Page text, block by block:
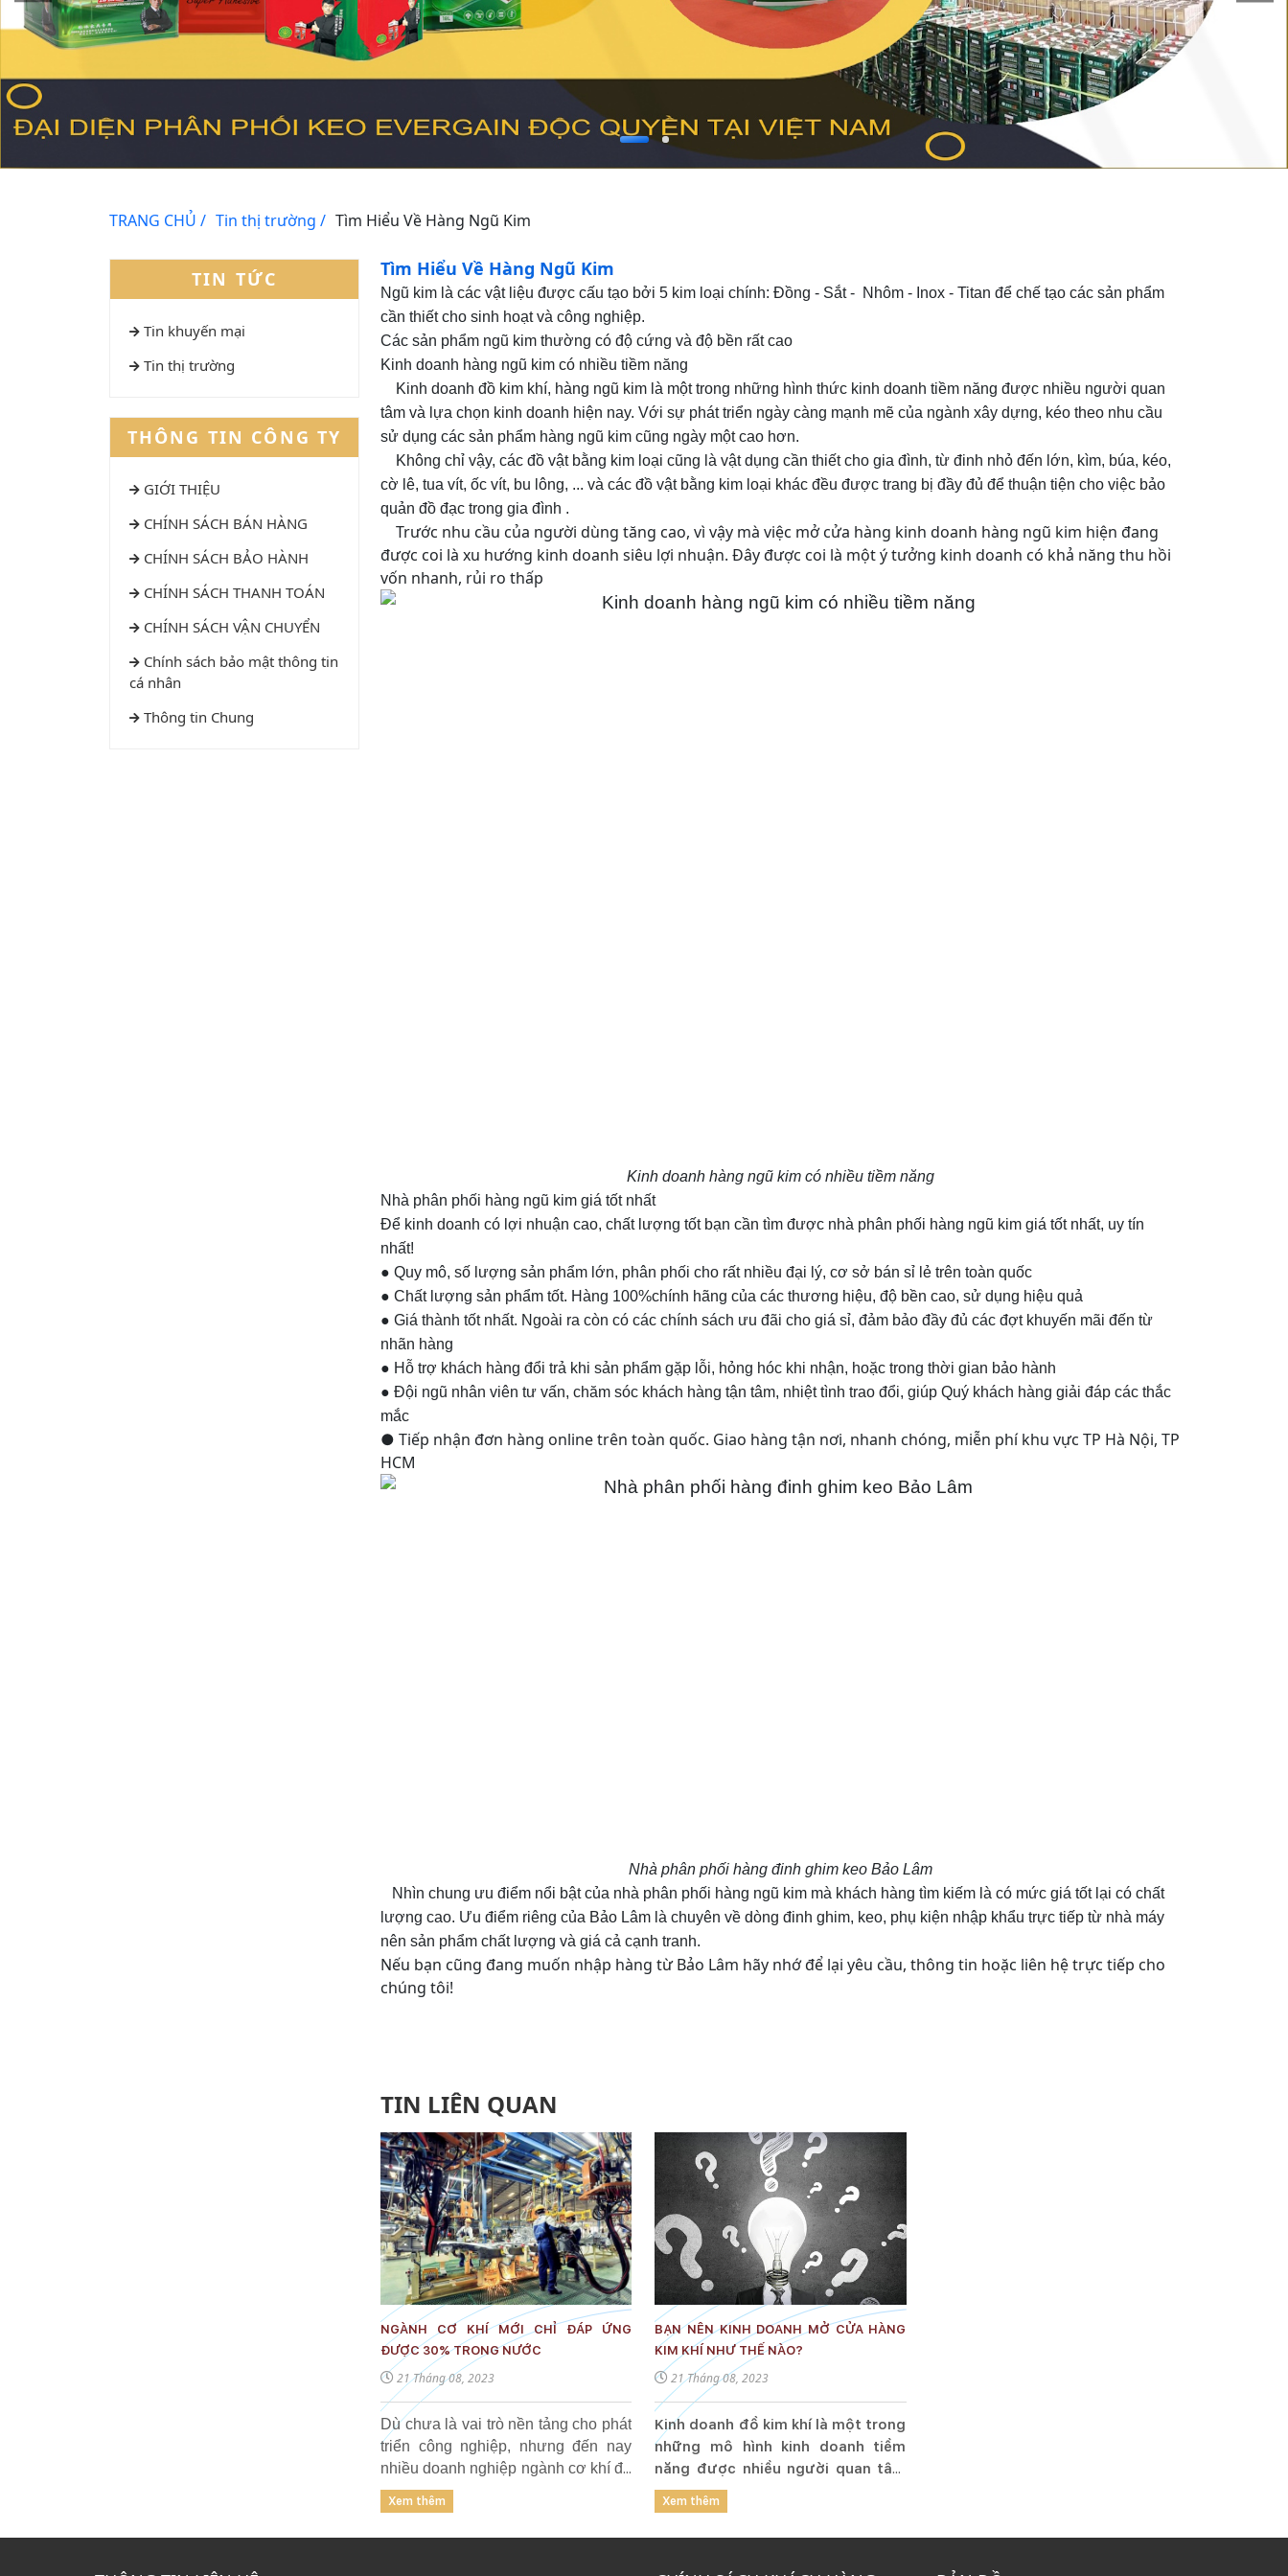
TRANG CHỦ / Tin thị trường / Tìm Hiểu Về Hàng Ngũ Kim
TIN TỨC
Tin khuyến mại
Tin thị trường
THÔNG TIN CÔNG TY
GIỚI THIỆU
CHÍNH SÁCH BÁN HÀNG
CHÍNH SÁCH BẢO HÀNH
CHÍNH SÁCH THANH TOÁN
CHÍNH SÁCH VẬN CHUYỂN
Chính sách bảo mật thông tin
cá nhân
Thông tin Chung
Tìm Hiểu Về Hàng Ngũ Kim
Ngũ kim là các vật liệu được cấu tạo bởi 5 kim loại chính: Đồng - Sắt - Nhôm - Inox - Titan để chế tạo các sản phẩm
cần thiết cho sinh hoạt và công nghiệp.
Các sản phẩm ngũ kim thường có độ cứng và độ bền rất cao
Kinh doanh hàng ngũ kim có nhiều tiềm năng
Kinh doanh đồ kim khí, hàng ngũ kim là một trong những hình thức kinh doanh tiềm năng được nhiều người quan
tâm và lựa chọn kinh doanh hiện nay. Với sự phát triển ngày càng mạnh mẽ của ngành xây dựng, kéo theo nhu cầu
sử dụng các sản phẩm hàng ngũ kim cũng ngày một cao hơn.
Không chỉ vậy, các đồ vật bằng kim loại cũng là vật dụng cần thiết cho gia đình, từ đinh nhỏ đến lớn, kìm, búa, kéo,
cờ lê, tua vít, ốc vít, bu lông, ... và các đồ vật bằng kim loại khác đều được trang bị đầy đủ để thuận tiện cho việc bảo
quản đồ đạc trong gia đình .
Trước nhu cầu của người dùng tăng cao, vì vậy mà việc mở cửa hàng kinh doanh hàng ngũ kim hiện đang
được coi là xu hướng kinh doanh siêu lợi nhuận. Đây được coi là một ý tưởng kinh doanh có khả năng thu hồi
vốn nhanh, rủi ro thấp
Kinh doanh hàng ngũ kim có nhiều tiềm năng
Nhà phân phối hàng ngũ kim giá tốt nhất
Để kinh doanh có lợi nhuận cao, chất lượng tốt bạn cần tìm được nhà phân phối hàng ngũ kim giá tốt nhất, uy tín
nhất!
● Quy mô, số lượng sản phẩm lớn, phân phối cho rất nhiều đại lý, cơ sở bán sỉ lẻ trên toàn quốc
● Chất lượng sản phẩm tốt. Hàng 100%chính hãng của các thương hiệu, độ bền cao, sử dụng hiệu quả
● Giá thành tốt nhất. Ngoài ra còn có các chính sách ưu đãi cho giá sỉ, đảm bảo đầy đủ các đợt khuyến mãi đến từ
nhãn hàng
● Hỗ trợ khách hàng đổi trả khi sản phẩm gặp lỗi, hỏng hóc khi nhận, hoặc trong thời gian bảo hành
● Đội ngũ nhân viên tư vấn, chăm sóc khách hàng tận tâm, nhiệt tình trao đổi, giúp Quý khách hàng giải đáp các thắc
mắc
● Tiếp nhận đơn hàng online trên toàn quốc. Giao hàng tận nơi, nhanh chóng, miễn phí khu vực TP Hà Nội, TP
HCM
Nhà phân phối hàng đinh ghim keo Bảo Lâm
Nhìn chung ưu điểm nổi bật của nhà phân phối hàng ngũ kim mà khách hàng tìm kiếm là có mức giá tốt lại có chất
lượng cao. Ưu điểm riêng của Bảo Lâm là chuyên về dòng đinh ghim, keo, phụ kiện nhập khẩu trực tiếp từ nhà máy
nên sản phẩm chất lượng và giá cả cạnh tranh.
Nếu bạn cũng đang muốn nhập hàng từ Bảo Lâm hãy nhớ để lại yêu cầu, thông tin hoặc liên hệ trực tiếp cho
chúng tôi!
TIN LIÊN QUAN
NGÀNH CƠ KHÍ MỚI CHỈ ĐÁP ỨNG
ĐƯỢC 30% TRONG NƯỚC
21 Tháng 08, 2023
Dù chưa là vai trò nền tảng cho phát
triển công nghiệp, nhưng đến nay
nhiều doanh nghiệp ngành cơ khí đã
có những tiến bộ khi đáp ứng được
yêu cầu của khách hàng trong nước,
thậm chí xuất khẩu…
Xem thêm
BẠN NÊN KINH DOANH MỞ CỬA HÀNG
KIM KHÍ NHƯ THẾ NÀO?
21 Tháng 08, 2023
Kinh doanh đồ kim khí là một trong
những mô hình kinh doanh tiềm
năng được nhiều người quan tâm
và lựa chọn để khởi nghiệp hiện
nay. Nếu bạn đang có ý định dấn
thân vào lĩnh vực kinh doanh đồ
Xem thêm